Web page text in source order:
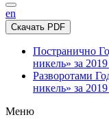
en
Скачать PDF
Постранично
никель» за 2019
Разворотами
никель» за 2019
Меню